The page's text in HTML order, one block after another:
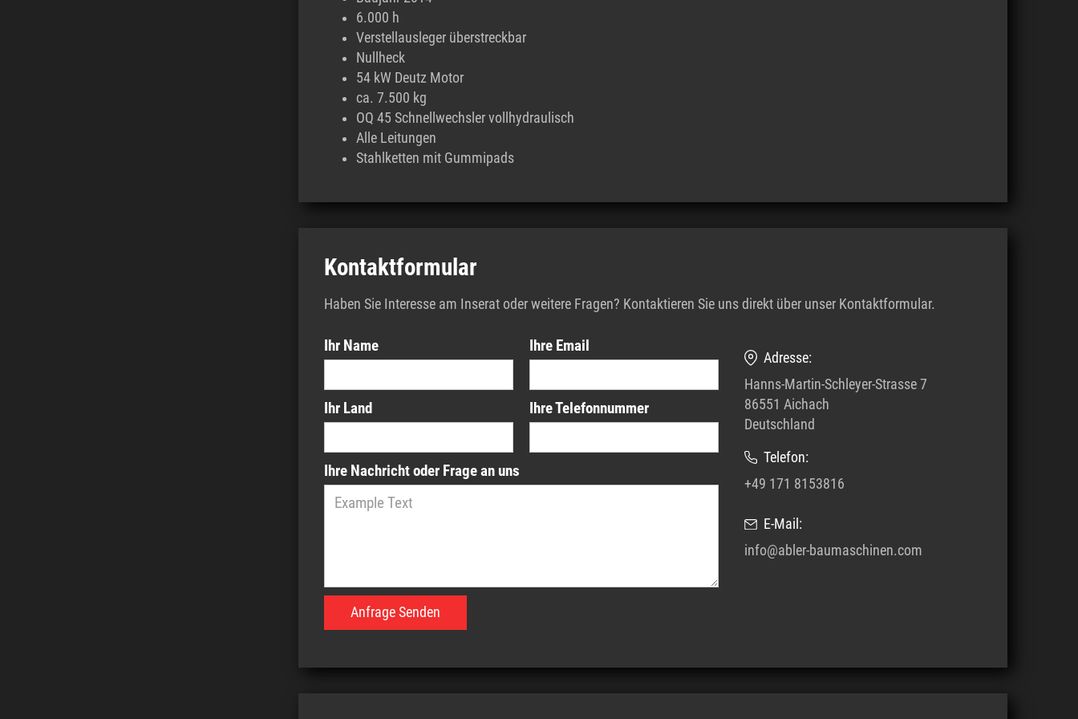
6.000 h
Verstellausleger überstreckbar
Nullheck
54 kW Deutz Motor
ca. 7.500 kg
OQ 45 Schnellwechsler vollhydraulisch
Alle Leitungen
Stahlketten mit Gummipads
Kontaktformular
Haben Sie Interesse am Inserat oder weitere Fragen? Kontaktieren Sie uns direkt über unser Kontaktformular.
Ihr Name Ihre Email
Ihr Land Ihre Telefonnummer
Ihre Nachricht oder Frage an uns
Adresse:
Hanns-Martin-Schleyer-Strasse 7
86551 Aichach
Deutschland
Telefon:
+49 171 8153816
E-Mail:
info@abler-baumaschinen.com